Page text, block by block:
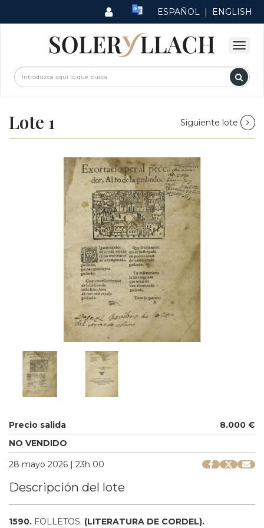
ESPAÑOL | ENGLISH
Lote 1 Siguiente lote
Precio salida
8.000 €
NO VENDIDO
28 mayo 2026 | 23h 00
Descripción del lote
1590. FOLLETOS. (LITERATURA DE CORDEL).